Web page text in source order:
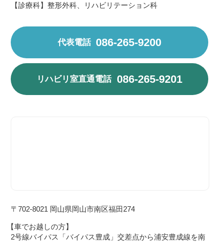
【診療科】整形外科、リハビリテーション科
代表電話 086-265-9200
リハビリ室直通電話 086-265-9201
〒702-8021 岡山県岡山市南区福田274
【車でお越しの方】
2号線バイパス「バイパス豊成」交差点から浦安豊成線を南